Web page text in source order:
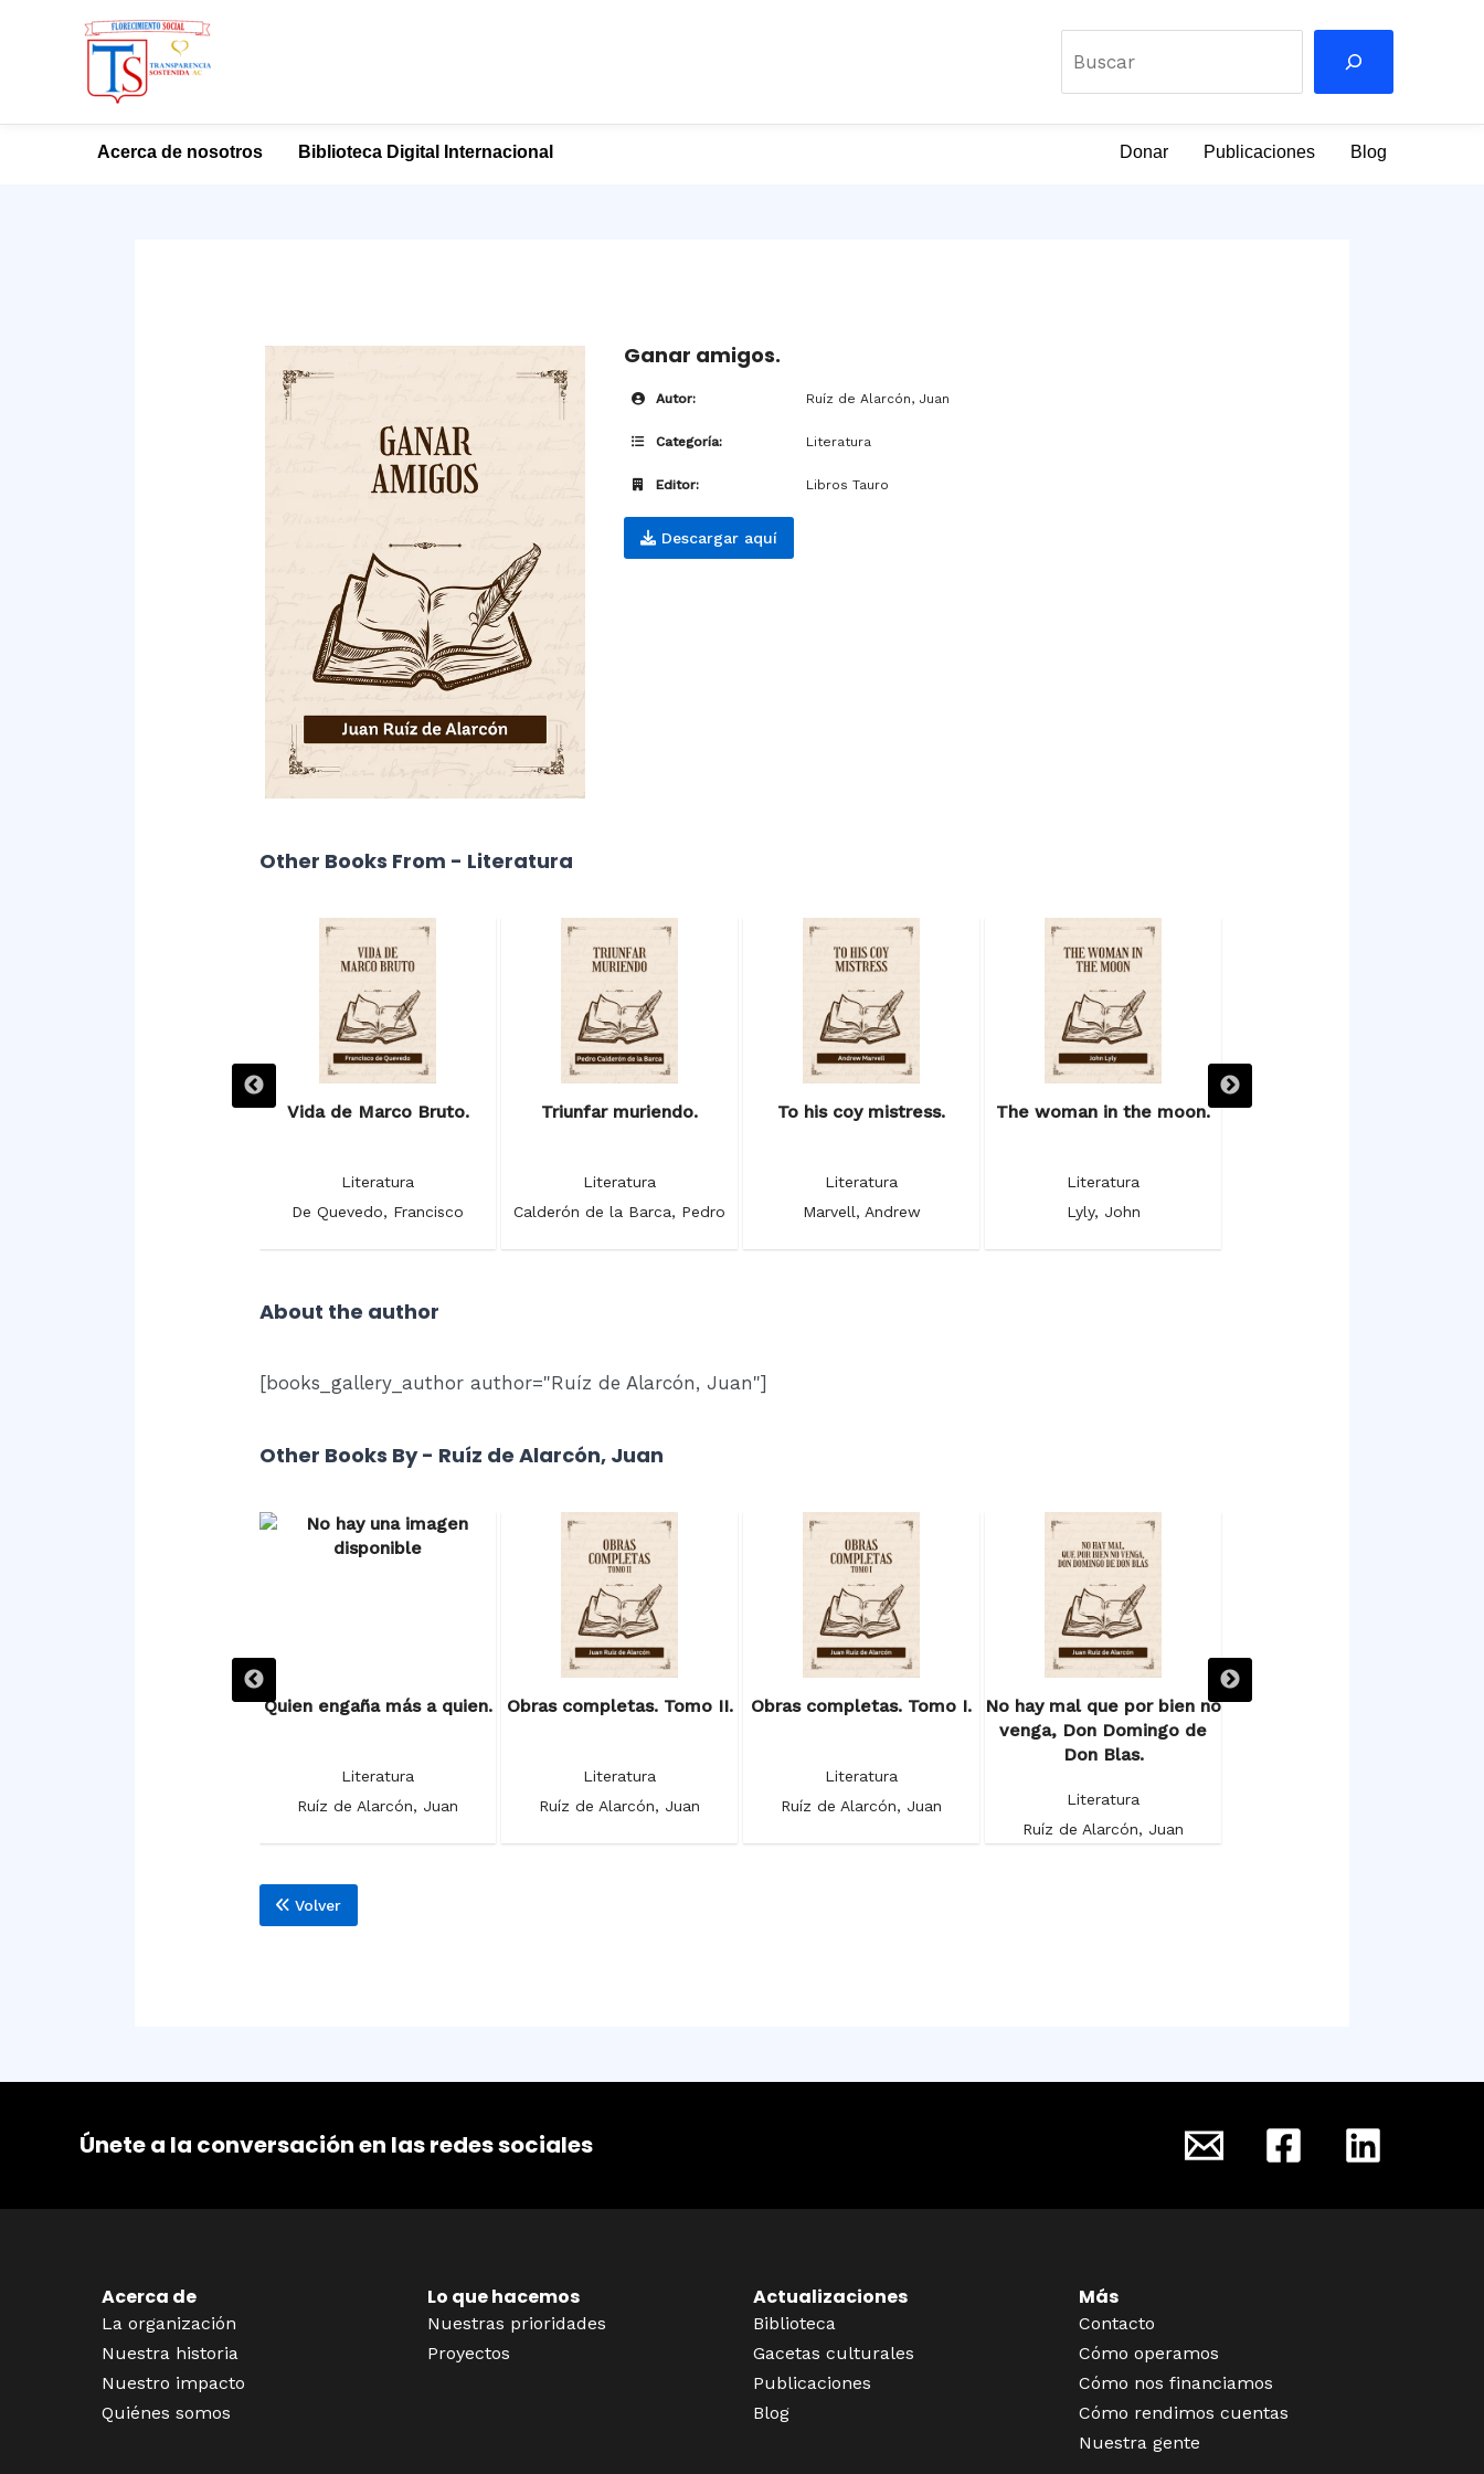
Buscar
Acerca de nosotros Biblioteca Digital Internacional Donar Publicaciones Blog
Ganar amigos.
Autor: Ruíz de Alarcón, Juan
Categoría: Literatura
Editor: Libros Tauro
Descargar aquí
Other Books From - Literatura
Vida de Marco Bruto.
Literatura
De Quevedo, Francisco
Triunfar muriendo.
Literatura
Calderón de la Barca, Pedro
To his coy mistress.
Literatura
Marvell, Andrew
The woman in the moon.
Literatura
Lyly, John
About the author
[books_gallery_author author="Ruíz de Alarcón, Juan"]
Other Books By - Ruíz de Alarcón, Juan
Quien mal anda en mal
Quien engaña más a quien.
Literatura
Ruíz de Alarcón, Juan
Obras completas. Tomo II.
Literatura
Ruíz de Alarcón, Juan
Obras completas. Tomo I.
Literatura
Ruíz de Alarcón, Juan
No hay mal que por bien no
venga, Don Domingo de
Don Blas.
Literatura
Ruíz de Alarcón, Juan
Los favores del mundo.
Volver
Únete a la conversación en las redes sociales
Acerca de
La organización
Nuestra historia
Nuestro impacto
Quiénes somos
Lo que hacemos
Nuestras prioridades
Proyectos
Actualizaciones
Biblioteca
Gacetas culturales
Publicaciones
Blog
Más
Contacto
Cómo operamos
Cómo nos financiamos
Cómo rendimos cuentas
Nuestra gente